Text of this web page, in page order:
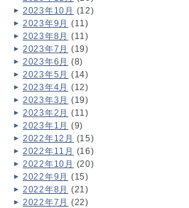
2023年10月 (12)
2023年9月 (11)
2023年8月 (11)
2023年7月 (19)
2023年6月 (8)
2023年5月 (14)
2023年4月 (12)
2023年3月 (19)
2023年2月 (11)
2023年1月 (9)
2022年12月 (15)
2022年11月 (16)
2022年10月 (20)
2022年9月 (15)
2022年8月 (21)
2022年7月 (22)